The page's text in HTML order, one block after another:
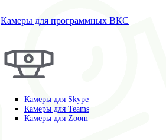
Камеры для программных ВКС
Камеры для Skype
Камеры для Teams
Камеры для Zoom